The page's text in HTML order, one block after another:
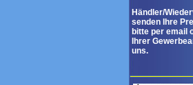
Händler/
senden Ihre
bitte per email
Ihrer
uns.